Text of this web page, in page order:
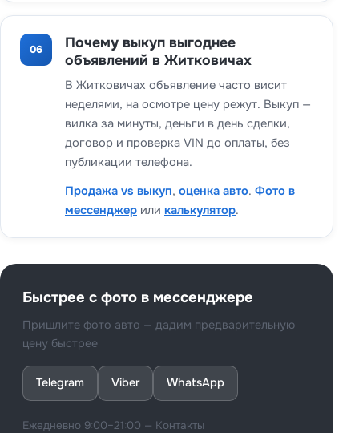
06
Почему выкуп выгоднее
объявлений в Житковичах
В Житковичах объявление часто висит
неделями, на осмотре цену режут. Выкуп —
вилка за минуты, деньги в день сделки,
договор и проверка VIN до оплаты, без
публикации телефона.
Продажа vs выкуп, оценка авто. Фото в
мессенджер или калькулятор.
Быстрее с фото в мессенджере
Пришлите фото авто — дадим предварительную
цену быстрее
Telegram Viber WhatsApp
Ежедневно 9:00–21:00 — Контакты